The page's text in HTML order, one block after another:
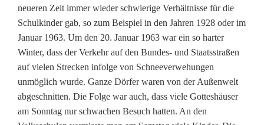
neueren Zeit immer wieder schwierige Verhältnisse für die
Schulkinder gab, so zum Beispiel in den Jahren 1928 oder im
Januar 1963. Um den 20. Januar 1963 war ein so harter
Winter, dass der Verkehr auf den Bundes- und Staatsstraßen
auf vielen Strecken infolge von Schneeverwehungen
unmöglich wurde. Ganze Dörfer waren von der Außenwelt
abgeschnitten. Die Folge war auch, dass viele Gotteshäuser
am Sonntag nur schwachen Besuch hatten. An den